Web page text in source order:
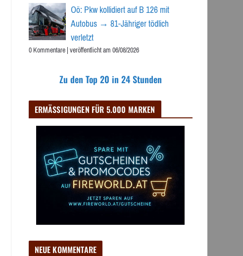
Oö: Pkw kollidiert auf B 126 mit
Autobus → 81-Jähriger tödlich
verletzt
0 Kommentare|veröffentlicht am 06/08/2026
Zu den Top 20 in 24 Stunden
ERMÄSSIGUNGEN FÜR 5.000 MARKEN
NEUE KOMMENTARE